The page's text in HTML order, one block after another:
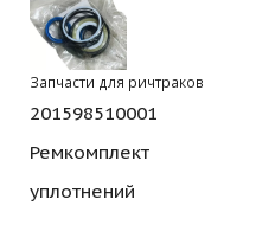
Запчасти для ричтраков
201598510001
Ремкомплект
уплотнений